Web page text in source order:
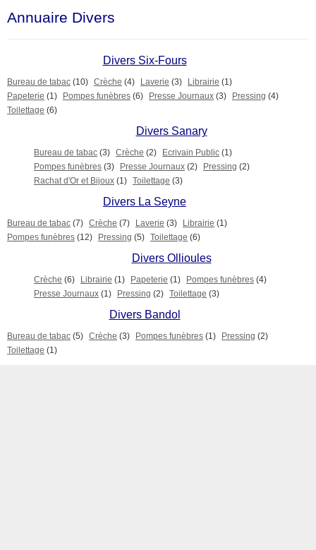
Annuaire Divers
Divers Six-Fours
Bureau de tabac (10) Crèche (4) Laverie (3) Librairie (1)
Papeterie (1) Pompes funèbres (6) Presse Journaux (3) Pressing (4)
Toilettage (6)
Divers Sanary
Bureau de tabac (3) Crèche (2) Ecrivain Public (1)
Pompes funèbres (3) Presse Journaux (2) Pressing (2)
Rachat d'Or et Bijoux (1) Toilettage (3)
Divers La Seyne
Bureau de tabac (7) Crèche (7) Laverie (3) Librairie (1)
Pompes funèbres (12) Pressing (5) Toilettage (6)
Divers Ollioules
Crèche (6) Librairie (1) Papeterie (1) Pompes funèbres (4)
Presse Journaux (1) Pressing (2) Toilettage (3)
Divers Bandol
Bureau de tabac (5) Crèche (3) Pompes funèbres (1) Pressing (2)
Toilettage (1)